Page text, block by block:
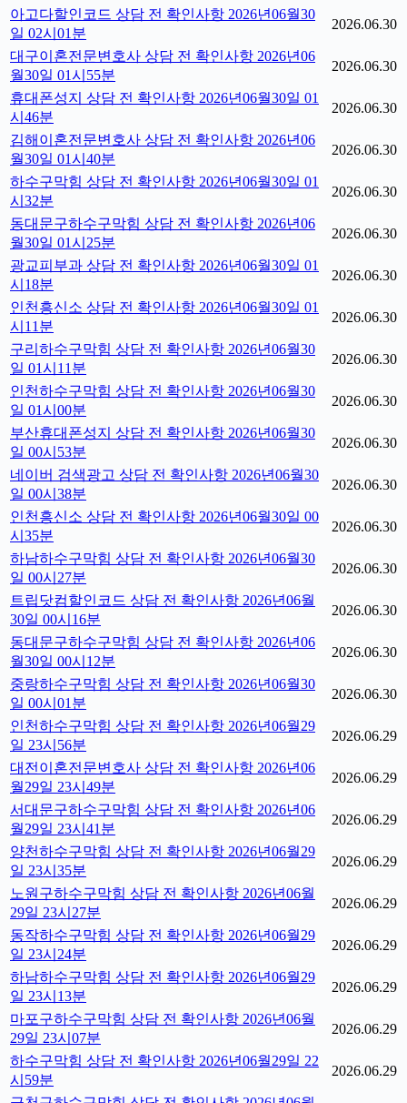
아고다할인코드 상담 전 확인사항 2026년06월30
일 02시01분
2026.06.30
대구이혼전문변호사 상담 전 확인사항 2026년06
월30일 01시55분
2026.06.30
휴대폰성지 상담 전 확인사항 2026년06월30일 01
시46분
2026.06.30
김해이혼전문변호사 상담 전 확인사항 2026년06
월30일 01시40분
2026.06.30
하수구막힘 상담 전 확인사항 2026년06월30일 01
시32분
2026.06.30
동대문구하수구막힘 상담 전 확인사항 2026년06
월30일 01시25분
2026.06.30
광교피부과 상담 전 확인사항 2026년06월30일 01
시18분
2026.06.30
인천흥신소 상담 전 확인사항 2026년06월30일 01
시11분
2026.06.30
구리하수구막힘 상담 전 확인사항 2026년06월30
일 01시11분
2026.06.30
인천하수구막힘 상담 전 확인사항 2026년06월30
일 01시00분
2026.06.30
부산휴대폰성지 상담 전 확인사항 2026년06월30
일 00시53분
2026.06.30
네이버 검색광고 상담 전 확인사항 2026년06월30
일 00시38분
2026.06.30
인천흥신소 상담 전 확인사항 2026년06월30일 00
시35분
2026.06.30
하남하수구막힘 상담 전 확인사항 2026년06월30
일 00시27분
2026.06.30
트립닷컴할인코드 상담 전 확인사항 2026년06월
30일 00시16분
2026.06.30
동대문구하수구막힘 상담 전 확인사항 2026년06
월30일 00시12분
2026.06.30
중랑하수구막힘 상담 전 확인사항 2026년06월30
일 00시01분
2026.06.30
인천하수구막힘 상담 전 확인사항 2026년06월29
일 23시56분
2026.06.29
대전이혼전문변호사 상담 전 확인사항 2026년06
월29일 23시49분
2026.06.29
서대문구하수구막힘 상담 전 확인사항 2026년06
월29일 23시41분
2026.06.29
양천하수구막힘 상담 전 확인사항 2026년06월29
일 23시35분
2026.06.29
노원구하수구막힘 상담 전 확인사항 2026년06월
29일 23시27분
2026.06.29
동작하수구막힘 상담 전 확인사항 2026년06월29
일 23시24분
2026.06.29
하남하수구막힘 상담 전 확인사항 2026년06월29
일 23시13분
2026.06.29
마포구하수구막힘 상담 전 확인사항 2026년06월
29일 23시07분
2026.06.29
하수구막힘 상담 전 확인사항 2026년06월29일 22
시59분
2026.06.29